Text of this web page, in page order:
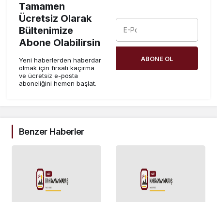
Tamamen
Ücretsiz Olarak
Bültenimize
Abone Olabilirsin
Yeni haberlerden haberdar
olmak için fırsatı kaçırma
ve ücretsiz e-posta
aboneliğini hemen başlat.
ABONE OL
Benzer Haberler